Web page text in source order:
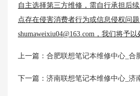
自主选择第三方维修，需自行承担后
点存在侵害消费者行为或信息侵权问
shumaweixiu04@163.com，我们将予以
上一篇： 合肥联想笔记本维修中心_合肥联想
下一篇： 济南联想笔记本维修中心_济南联想